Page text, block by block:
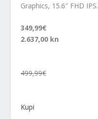
Graphics, 15.6″ FHD IPS.
349,99€
2.637,00 kn
499,99€
Kupi